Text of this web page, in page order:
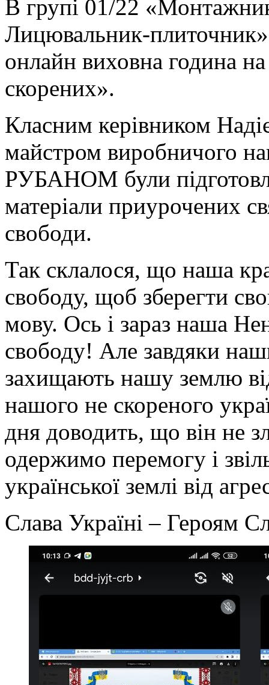
В групі 01/22
Лицювальник-
онлайн виховна година
скорених».
Класним керівником
майстром виробничого
РУБАНОМ були
матеріали приурочених
свободи.
Так склалося, що наша
свободу, щоб зберегти
мову. Ось і зараз наша
свободу! Але завдяки
захищають нашу землю
нашого не скореного
дня доводить, що він не
одержимо перемогу і
української землі від
Слава Україні – Героям